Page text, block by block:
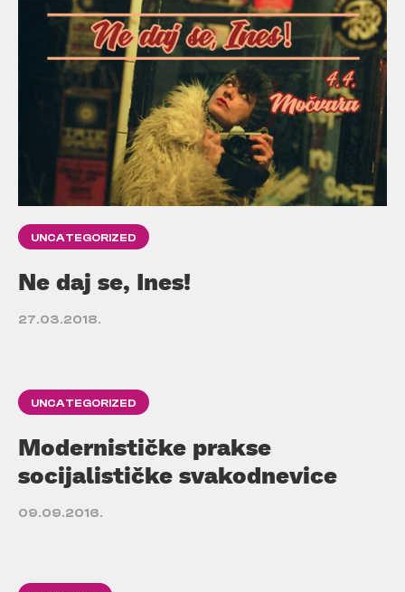
UNCATEGORIZED
Ne daj se, Ines!
27.03.2018.
UNCATEGORIZED
Modernističke prakse
socijalističke svakodnevice
09.09.2016.